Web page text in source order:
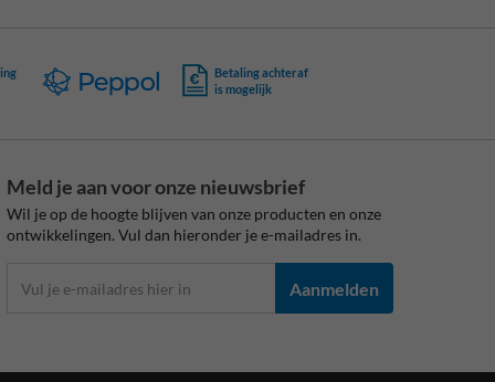
Betaling achteraf
is mogelijk
Meld je aan voor onze nieuwsbrief
Wil je op de hoogte blijven van onze producten en onze
ontwikkelingen. Vul dan hieronder je e-mailadres in.
Aanmelden